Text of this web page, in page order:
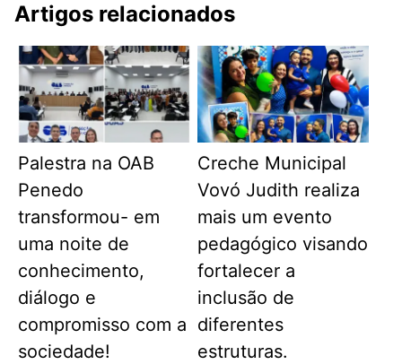
Artigos relacionados
Palestra na OAB
Penedo
transformou- em
uma noite de
conhecimento,
diálogo e
compromisso com a
sociedade!
Creche Municipal
Vovó Judith realiza
mais um evento
pedagógico visando
fortalecer a
inclusão de
diferentes
estruturas.